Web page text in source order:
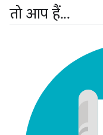
तो आप हैं...